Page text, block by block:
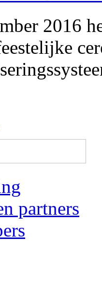
2016
partners